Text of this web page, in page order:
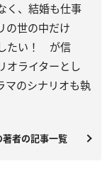
く、結婚も仕事
の世の中だけ
たい！ が信
オライターとし
マのシナリオも執
著者の記事一覧